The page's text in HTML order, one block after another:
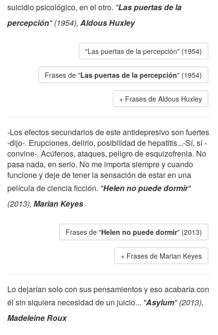
suicidio psicológico, en el otro. "Las puertas de la
percepción" (1954), Aldous Huxley
"Las puertas de la percepción" (1954)
Frases de "Las puertas de la percepción" (1954)
Frases de Aldous Huxley
-Los efectos secundarios de este antidepresivo son fuertes
-dijo-. Erupciones, delirio, posibilidad de hepatitis...-Sí, sí -
convine-. Acúfenos, ataques, peligro de esquizofrenia. No
pasa nada, en serio. No me importa siempre y cuando
funcione y deje de tener la sensación de estar en una
película de ciencia ficción. "Helen no puede dormir"
(2013), Marian Keyes
Frases de "Helen no puede dormir" (2013)
Frases de Marian Keyes
Lo dejarían solo con sus pensamientos y eso acabaría con
él sin siquiera necesidad de un juicio... "Asylum" (2013),
Madeleine Roux